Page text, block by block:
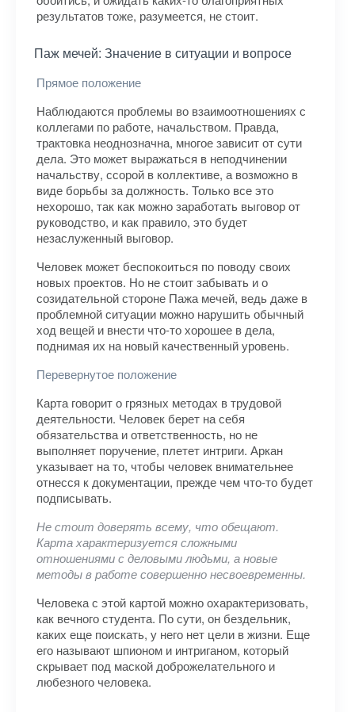
результатов тоже, разумеется, не стоит.
Паж мечей: Значение в ситуации и вопросе
Прямое положение
Наблюдаются проблемы во взаимоотношениях с
коллегами по работе, начальством. Правда,
трактовка неоднозначна, многое зависит от сути
дела. Это может выражаться в неподчинении
начальству, ссорой в коллективе, а возможно в
виде борьбы за должность. Только все это
нехорошо, так как можно заработать выговор от
руководство, и как правило, это будет
незаслуженный выговор.
Человек может беспокоиться по поводу своих
новых проектов. Но не стоит забывать и о
созидательной стороне Пажа мечей, ведь даже в
проблемной ситуации можно нарушить обычный
ход вещей и внести что-то хорошее в дела,
поднимая их на новый качественный уровень.
Перевернутое положение
Карта говорит о грязных методах в трудовой
деятельности. Человек берет на себя
обязательства и ответственность, но не
выполняет поручение, плетет интриги. Аркан
указывает на то, чтобы человек внимательнее
отнесся к документации, прежде чем что-то будет
подписывать.
Не стоит доверять всему, что обещают.
Карта характеризуется сложными
отношениями с деловыми людьми, а новые
методы в работе совершенно несвоевременны.
Человека с этой картой можно охарактеризовать,
как вечного студента. По сути, он бездельник,
каких еще поискать, у него нет цели в жизни. Еще
его называют шпионом и интриганом, который
скрывает под маской доброжелательного и
любезного человека.